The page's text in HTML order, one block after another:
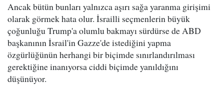
Ancak bütün bunları yalnızca aşırı sağa yaranma girişimi
olarak görmek hata olur. İsrailli seçmenlerin büyük
çoğunluğu Trump'a olumlu bakmayı sürdürse de ABD
başkanının İsrail'in Gazze'de istediğini yapma
özgürlüğünün herhangi bir biçimde sınırlandırılması
gerektiğine inanıyorsa ciddi biçimde yanıldığını
düşünüyor.